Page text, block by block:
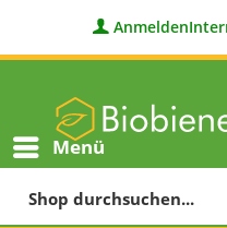
Anmelden
Menü